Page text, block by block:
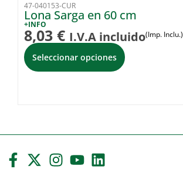
47-040153-CUR
Lona Sarga en 60 cm
+INFO
8,03 € I.V.A incluido(Imp. Inclu.)
Seleccionar opciones